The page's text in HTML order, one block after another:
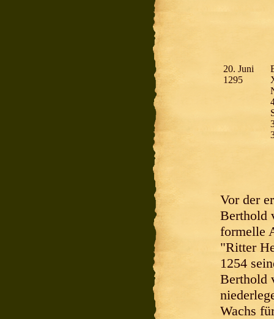
20. Juni
1295
Vor der
Berthold
formelle
"Ritter
1254
Berthold
Wachs